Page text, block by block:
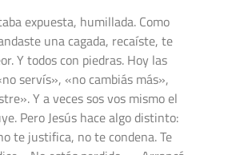
expuesta, humillada. Como
una cagada, recaíste, te
Y todos con piedras. Hoy las
servís», «no cambiás más»,
Y a veces sos vos mismo el
Pero Jesús hace algo distinto:
te justifica, no te condena. Te